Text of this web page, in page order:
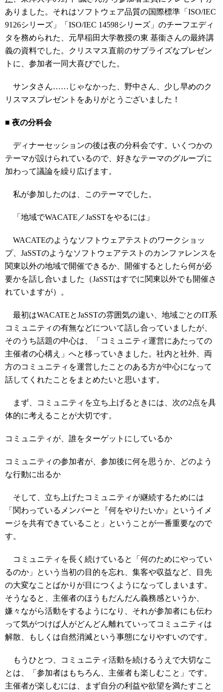
ありました。それはソフトウェア品質の国際標準「ISO/IEC
9126シリーズ」「ISO/IEC 14598シリーズ」のチーフエディ
タを務められた、元早稲田大学教授の東 基衞さんの最終講
義の資料でした。クリスマス直前のサプライズなプレゼン
トに、参加者一同大喜びでした。
サンタさん……じゃなかった、野中さん、少し早めのク
リスマスプレゼントをありがとうございました！
■ 夜の分科会
ディナーセッションの後は夜の分科会です。いくつかの
テーマが設けられているので、好きなテーマのグループに
加わって議論を繰り広げます。
私が参加したのは、このテーマでした。
「地域でWACATE／JaSSTをやるには」
WACATEのようなソフトウェアテストのワークショッ
プ、JaSSTのようなソフトウェアテストのカンファレンスを
関東以外の地域で開催できるか、開催するとしたら何が必
要かを話し合いました（JaSSTはすでに関東以外でも開催さ
れていますが）。
最初はWACATEとJaSSTの雰囲気の違い、地域ごとのIT系
コミュニティの有無などについて話し合っていましたが、
そのうち話題の中心は、「コミュニティ運営にあたっての
主催者の心構え」へと移っていきました。社内と社外、両
方のコミュニティを運営したことのある方が中心になって
話してくれたことをまとめたいと思います。
まず、コミュニティを立ち上げるときには、次の2点を具
体的に考えることが大切です。
コミュニティが、誰をターゲットにしているか
コミュニティの参加者が、参加後に何を思うか、どのよう
な行動に出るか
そして、立ち上げたコミュニティが継続するためには
「関わっているメンバーと『何をやりたいか』というイメ
ージを共有できていること」ということが一番重要なので
す。
コミュニティを長く続けていると「何のためにやってい
るのか」という当初の目的を忘れ、集客や収益など、目先
の大変なことばかりが目につくようになってしまいます。
そうなると、主催者のほうもだんだん義務感というか、
嫌々ながら活動をするようになり、それが参加者にも伝わ
って気がつけば人がどんどん離れていってコミュニティは
解散、もしくは自然消滅という事態になりやすいのです。
もうひとつ、コミュニティ活動を続けるうえで大切なこ
とは、「参加者はもちろん、主催者も楽しむこと」です。
主催者が楽しむには、まず自分の利益や欲望を満たすこと